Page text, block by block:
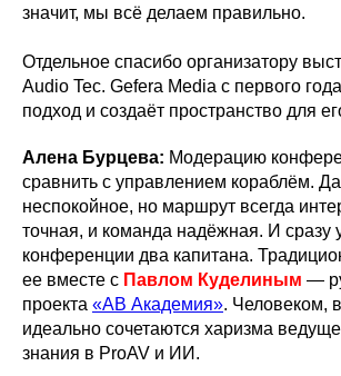
значит, мы всё делаем правильно.
Отдельное спасибо организатору
Audio Tec. Gefera Media с первого
подход и создаёт пространство для
Алена Бурцева: Модерацию
сравнить с управлением кораблём.
неспокойное, но маршрут всегда
точная, и команда надёжная. И сразу
конференции два капитана.
ее вместе с Павлом Куделиным —
проекта «АВ Академия». Человеком,
идеально сочетаются харизма
знания в ProAV и ИИ.